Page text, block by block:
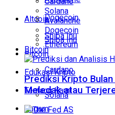
Dogecoin
Shiba Inu
Bitcoin
Edukasi Kripto
Tentang Kami
Ragam
Altcoin
Ethereum
Cardano
Solana
Solana
Avalanche
Dogecoin
Shiba Inu
Bitcoin
Prediksi Kripto
Meledak atau